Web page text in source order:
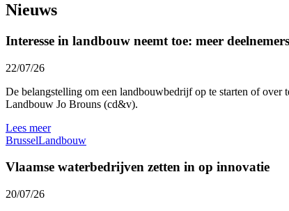
Nieuws
Interesse in landbouw neemt toe: meer
22/07/26
De belangstelling om een landbouwbedrijf op te starten of
Landbouw Jo Brouns (cd&v).
Lees meer
BrusselLandbouw
Vlaamse waterbedrijven zetten in op innovatie
20/07/26